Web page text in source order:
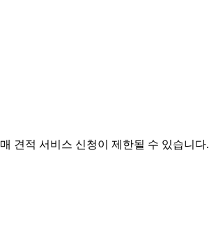
견적 서비스 신청이 제한될 수 있습니다.